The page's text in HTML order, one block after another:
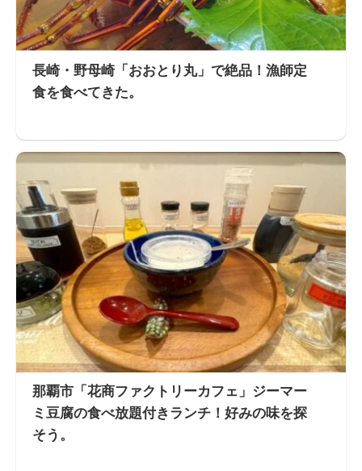
長崎・野母崎「おおとり丸」で絶品！漁師定
食を食べてきた。
那覇市「花商ファクトリーカフェ」ジーマー
ミ豆腐の食べ放題付きランチ！好みの味を探
そう。